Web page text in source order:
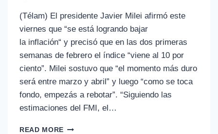
(Télam) El presidente Javier Milei afirmó este
viernes que “se está logrando bajar
la inflación“ y precisó que en las dos primeras
semanas de febrero el índice “viene al 10 por
ciento”. Milei sostuvo que “el momento más duro
será entre marzo y abril” y luego “como se toca
fondo, empezás a rebotar”. “Siguiendo las
estimaciones del FMI, el…
READ MORE